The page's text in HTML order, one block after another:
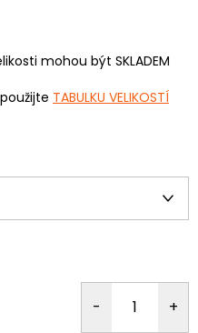
mohou být SKLADEM
TABULKU VELIKOSTÍ